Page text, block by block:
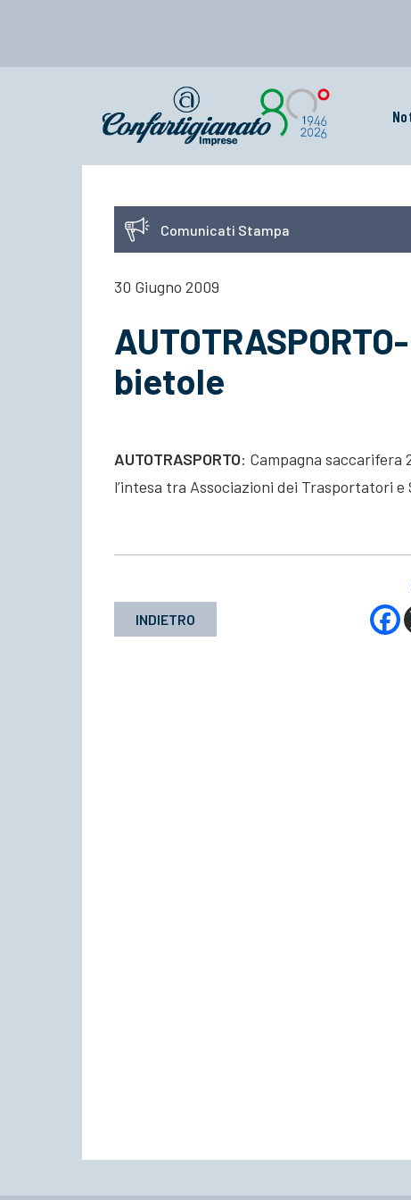
Comunicati Stampa
30 Giugno 2009
bietole
AUTOTRASPORTO: Campagna saccarifera
l’intesa tra Associazioni dei Trasportatori
INDIETRO